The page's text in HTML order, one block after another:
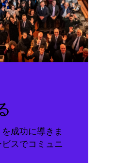
成功に導きま
スでコミュニ